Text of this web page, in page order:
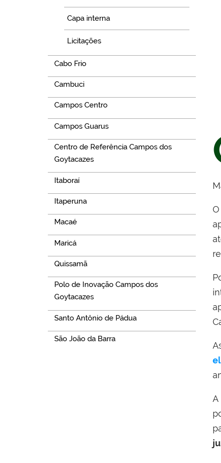
Capa interna
Licitações
Cabo Frio
Cambuci
Campos Centro
Campos Guarus
Centro de Referência Campos dos
Goytacazes
Itaboraí
Itaperuna
Macaé
Maricá
Quissamã
Polo de Inovação Campos dos
Goytacazes
Santo Antônio de Pádua
São João da Barra
A